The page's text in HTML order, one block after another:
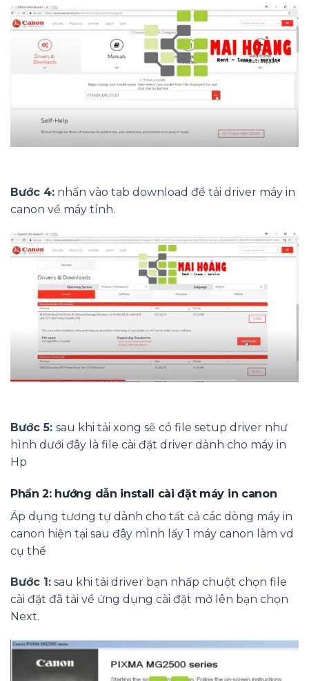
Bước 4: nhấn vào tab download để tải driver máy in
canon về máy tính.
Bước 5: sau khi tải xong sẽ có file setup driver như
hình dưới đây là file cài đặt driver dành cho máy in
Hp
Phần 2: hướng dẫn install cài đặt máy in canon
Áp dụng tương tự dành cho tất cả các dòng máy in
canon hiện tại sau đây mình lấy 1 máy canon làm vd
cụ thể
Bước 1: sau khi tải driver bạn nhấp chuột chọn file
cài đặt đã tải về ứng dụng cài đặt mở lên bạn chọn
Next.